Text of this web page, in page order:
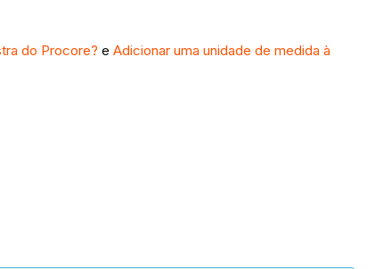
do Procore? eAdicionar uma unidade de medida à